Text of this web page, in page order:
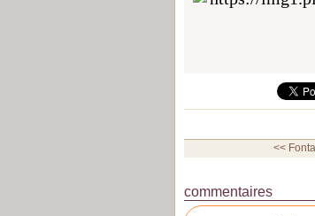
<<
commentaires